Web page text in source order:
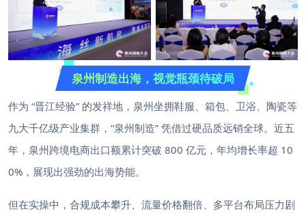
泉州制造出海，视觉瓶颈待破局
作为 “晋江经验” 的发祥地，泉州坐拥鞋服、箱包、卫浴、陶瓷等
九大千亿级产业集群，“泉州制造” 凭借过硬品质远销全球。近五
年，泉州跨境电商出口额累计突破 800 亿元，年均增长率超 10
0%，展现出强劲的出海势能。
但在实操中，合规成本攀升、流量价格翻倍、多平台布局压力剧